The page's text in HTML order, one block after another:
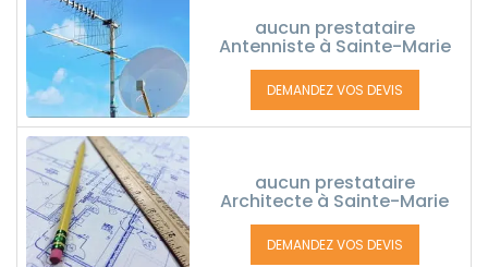
aucun prestataire
Antenniste à Sainte-Marie
DEMANDEZ VOS DEVIS
aucun prestataire
Architecte à Sainte-Marie
DEMANDEZ VOS DEVIS